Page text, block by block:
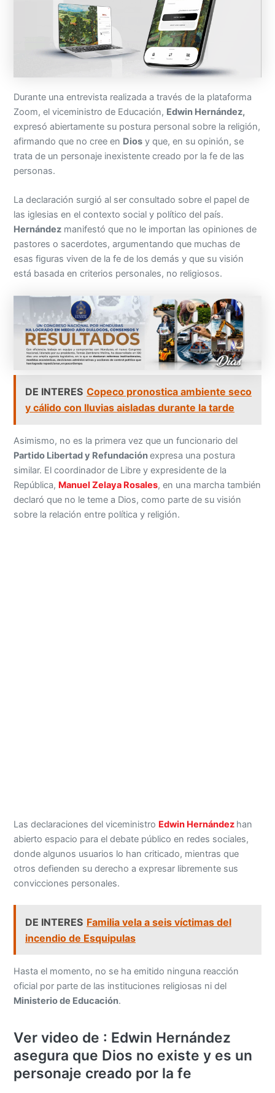
Durante una entrevista realizada a través de la plataforma
Zoom, el viceministro de Educación, Edwin Hernández,
expresó abiertamente su postura personal sobre la religión,
afirmando que no cree en Dios y que, en su opinión, se
trata de un personaje inexistente creado por la fe de las
personas.
La declaración surgió al ser consultado sobre el papel de
las iglesias en el contexto social y político del país.
Hernández manifestó que no le importan las opiniones de
pastores o sacerdotes, argumentando que muchas de
esas figuras viven de la fe de los demás y que su visión
está basada en criterios personales, no religiosos.
DE INTERES Copeco pronostica ambiente seco
y cálido con lluvias aisladas durante la tarde
Asimismo, no es la primera vez que un funcionario del
Partido Libertad y Refundaciónexpresa una postura
similar. El coordinador de Libre y expresidente de la
República, Manuel Zelaya Rosales, en una marcha también
declaró que no le teme a Dios, como parte de su visión
sobre la relación entre política y religión.
Las declaraciones del viceministro Edwin Hernández han
abierto espacio para el debate público en redes sociales,
donde algunos usuarios lo han criticado, mientras que
otros defienden su derecho a expresar libremente sus
convicciones personales.
DE INTERES Familia vela a seis víctimas del
incendio de Esquipulas
Hasta el momento, no se ha emitido ninguna reacción
oficial por parte de las instituciones religiosas ni del
Ministerio de Educación.
Ver video de : Edwin Hernández
asegura que Dios no existe y es un
personaje creado por la fe